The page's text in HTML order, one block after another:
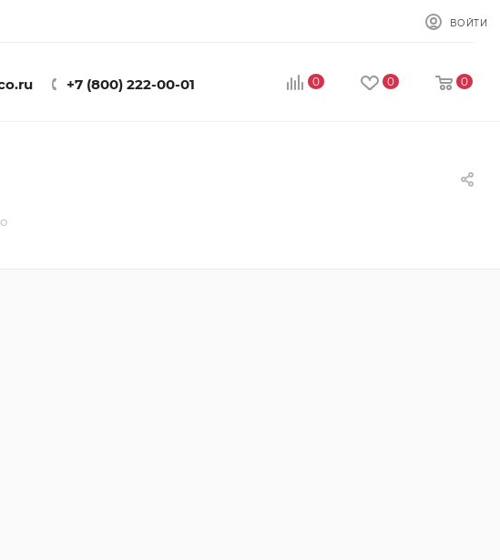
ВОЙТИ
+7 (800) 222-00-01 0 0 0